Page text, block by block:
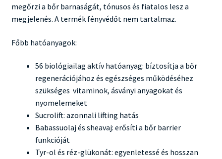
megőrzi a bőr barnaságát, tónusos és fiatalos lesz a
megjelenés. A termék fényvédőt nem tartalmaz.
Főbb hatóanyagok:
56 biológiailag aktív hatóanyag: bíztosítja a bőr
regenerációjához és egészséges működéséhez
szükséges vitaminok, ásványi anyagokat és
nyomelemeket
Sucrolift: azonnali lifting hatás
Babassuolaj és sheavaj: erősíti a bőr barrier
funkcióját
Tyr-ol és réz-glükonát: egyenletessé és hosszan